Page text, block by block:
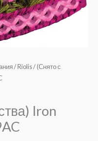
/ Riolis/ (Снято с
Iron